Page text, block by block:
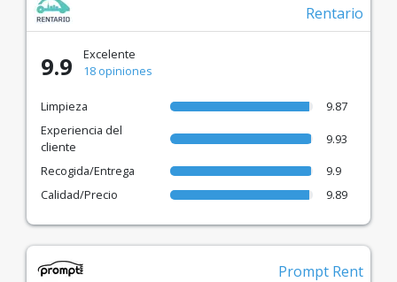
Rentario
9.9
Excelente
18 opiniones
Limpieza
9.87
Experiencia del
cliente
9.93
Recogida/Entrega
9.9
Calidad/Precio
9.89
Prompt Rent